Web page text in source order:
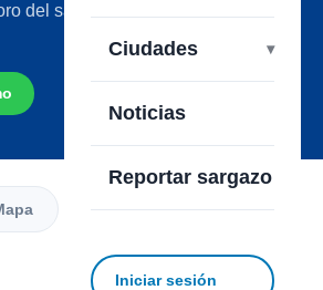
Ciudades
Noticias
Reportar sargazo
Iniciar sesión
del sargazo en las playas de
Filtrar